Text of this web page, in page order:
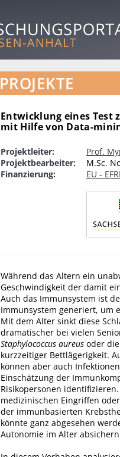
PROJEKTE
Entwicklung eines Test
mit Hilfe von Data-
Projektleiter:
Prof.
Projektbearbeiter:
M.Sc.
Finanzierung:
EU -
Während das Altern ein
Geschwindigkeit der damit
Auch das Immunsystem ist
Immunsystem generiert, um
Mit dem Alter sinkt diese
dramatischer bei vielen
Staphylococcus aureus oder
kurzzeitiger Bettlägerigkeit.
können aber auch
Einschätzung der
Risikopersonen
medizinischen Eingriffen
der immunbasierten
könnte ganz abgesehen
Autonomie im Alter